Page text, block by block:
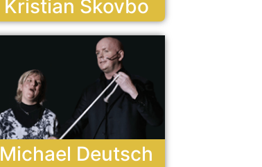
Kristian Skovbo
Michael Deutsch